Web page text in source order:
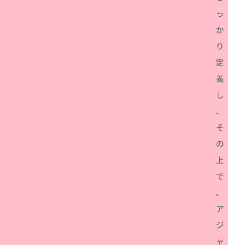
っ
か
り
定
義
し
、
そ
の
上
で
、
ア
ジ
ャ